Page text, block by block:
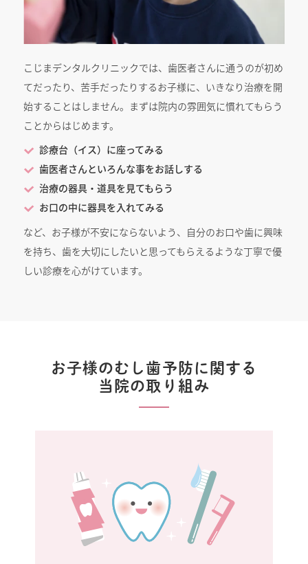
こじまデンタルクリニックでは、歯医者さんに通うのが初め
てだったり、苦手だったりするお子様に、いきなり治療を開
始することはしません。まずは院内の雰囲気に慣れてもらう
ことからはじめます。
診療台（イス）に座ってみる
歯医者さんといろんな事をお話しする
治療の器具・道具を見てもらう
お口の中に器具を入れてみる
など、お子様が不安にならないよう、自分のお口や歯に興味
を持ち、歯を大切にしたいと思ってもらえるような丁寧で優
しい診療を心がけています。
お子様のむし歯予防に関する
当院の取り組み